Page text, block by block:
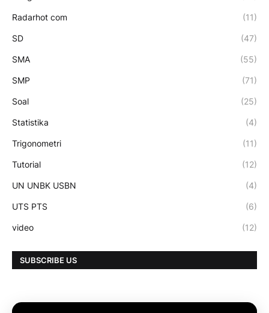
Radarhot com (11)
SD (47)
SMA (55)
SMP (71)
Soal (25)
Statistika (4)
Trigonometri (11)
Tutorial (12)
UN UNBK USBN (4)
UTS PTS (6)
video (12)
SUBSCRIBE US